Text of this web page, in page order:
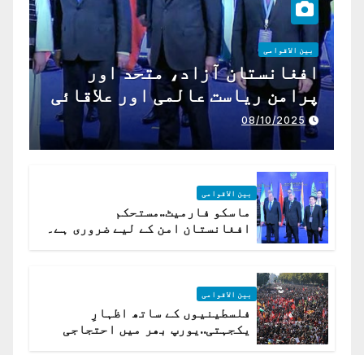
بین الاقوامی
افغانستان آزاد، متحد اور
پرامن ریاست عالمی اور علاقائی
تعاون کے لیے ناگزیر ہے
08/10/2025
بین الاقوامی
ماسکو فارمیٹ..مستحکم
افغانستان امن کے لیے ضروری ہے۔
بین الاقوامی
فلسطینیوں کے ساتھ اظہارِ
یکجہتی..یورپ بھر میں احتجاجی